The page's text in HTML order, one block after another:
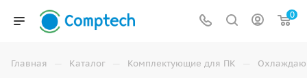
0
Главная — Каталог — Комплектующие для ПК —